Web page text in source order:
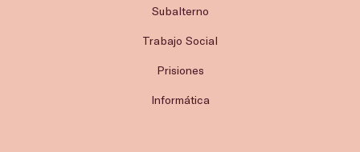
Subalterno
Trabajo Social
Prisiones
Informática